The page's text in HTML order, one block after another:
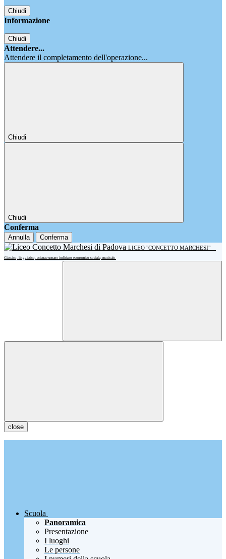
Chiudi
Informazione
Chiudi
Attendere...
Attendere il completamento dell'operazione...
Chiudi
Chiudi
Conferma
Annulla Conferma
LICEO "CONCETTO MARCHESI"
Classico, linguistico, scienze umane indirizzo economico-sociale, musicale
close
Scuola
Panoramica
Presentazione
I luoghi
Le persone